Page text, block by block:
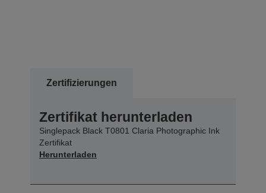
Zertifizierungen
Zertifikat herunterladen
Singlepack Black T0801 Claria Photographic Ink
Zertifikat
Herunterladen